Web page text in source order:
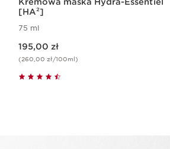
[HA²]
75 ml
195,00 zł
(260,00 zł/100ml)